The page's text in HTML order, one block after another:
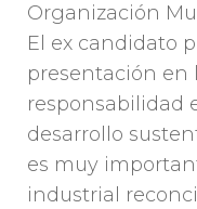
Organización
El ex candidato
presentación en
responsabilidad
desarrollo
es muy
industrial